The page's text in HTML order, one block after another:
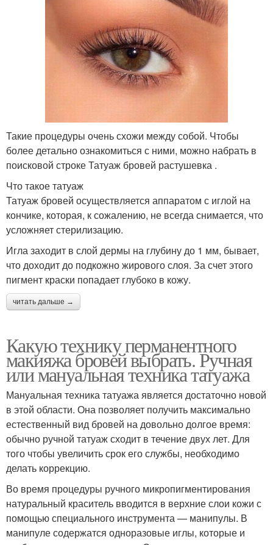
Такие процедуры очень схожи между собой. Чтобы
более детально ознакомиться с ними, можно набрать в
поисковой строке Татуаж бровей растушевка .
Что такое татуаж
Татуаж бровей осуществляется аппаратом с иглой на
кончике, которая, к сожалению, не всегда снимается, что
усложняет стерилизацию.
Игла заходит в слой дермы на глубину до 1 мм, бывает,
что доходит до подкожно жирового слоя. За счет этого
пигмент краски попадает глубоко в кожу.
читать дальше →
Какую технику перманентного
макияжа бровей выбрать. Ручная
или мануальная техника татуажа
Мануальная техника татуажа является достаточно новой
в этой области. Она позволяет получить максимально
естественный вид бровей на довольно долгое время:
обычно ручной татуаж сходит в течение двух лет. Для
того чтобы увеличить срок его службы, необходимо
делать коррекцию.
Во время процедуры ручного микропигментирования
натуральный краситель вводится в верхние слои кожи с
помощью специального инструмента — манипулы. В
манипуле содержатся одноразовые иглы, которые и